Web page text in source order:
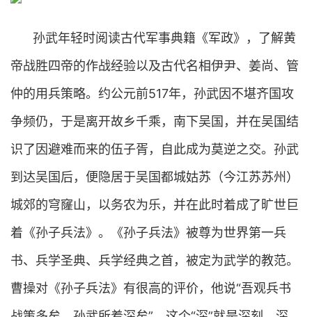
孙武年轻时阅读古代军事典籍《军政》，了解黄
帝战胜四帝的作战经验以及古代名相伊尹、姜尚、管
仲的用兵策略。约公元前517年，孙武因不堪齐国攻
争频仍，于是离开故乡千乘，南下吴国，并在吴国结
识了因避难而来的伍子胥，自此成为莫逆之交。孙武
到达吴国后，便隐居于吴国都城姑苏（今江苏苏州）
城郊的穹窿山，以务农为乐，并在此时着成了旷世巨
着《孙子兵法》。《孙子兵法》被尊为世界第一兵
书、兵学圣典、兵学经典之首，被定为武学的教范。
曹操对《孙子兵法》有很高的评价，他说“吾观兵书